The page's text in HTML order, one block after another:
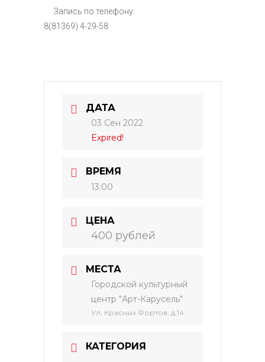
Запись по телефону:
8(81369) 4-29-58
ДАТА
03 Сен 2022
Expired!
ВРЕМЯ
13:00
ЦЕНА
400 рублей
МЕСТА
Городской культурный
центр "Арт-Карусель"
Ул. Красных Фортов, д.14
КАТЕГОРИЯ